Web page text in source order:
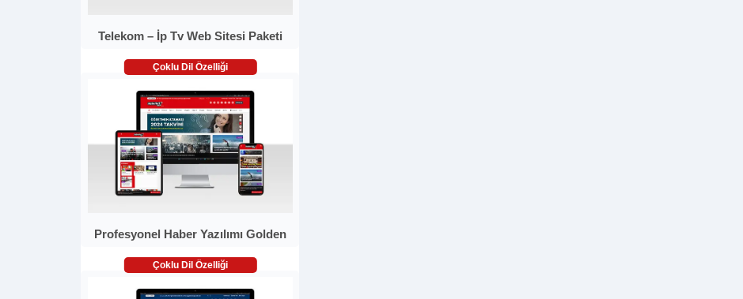
Telekom – İp Tv Web Sitesi Paketi
Çoklu Dil Özelliği
Profesyonel Haber Yazılımı Golden
Çoklu Dil Özelliği